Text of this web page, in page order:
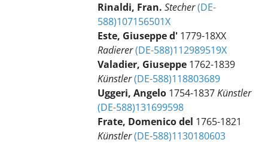
Rinaldi, Fran. Stecher(DE-
588)107156501X
Este, Giuseppe d' 1779-18XX
Radierer(DE-588)112989519X
Valadier, Giuseppe 1762-1839
Künstler(DE-588)118803689
Uggeri, Angelo 1754-1837Künstler
(DE-588)131699598
Frate, Domenico del 1765-1821
Künstler(DE-588)1130180603